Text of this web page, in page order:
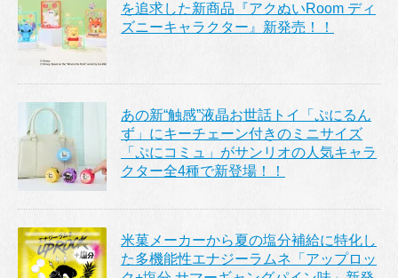
を追求した新商品『アクぬいRoom ディ
ズニーキャラクター』新発売！！
あの新“触感”液晶お世話トイ「ぷにるん
ず」にキーチェーン付きのミニサイズ
「ぷにコミュ」がサンリオの人気キャラ
クター全4種で新登場！！
米菓メーカーから夏の塩分補給に特化し
た多機能性エナジーラムネ「アップロッ